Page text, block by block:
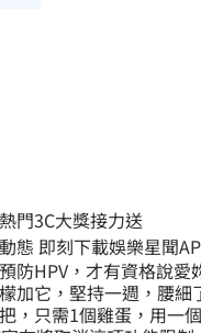
門3C大獎接力送
一手掌握明星動態 即刻下載娛樂星聞
防HPV，才有資格說愛
加它，堅持一週，腰細
，只需1個雞蛋，用一